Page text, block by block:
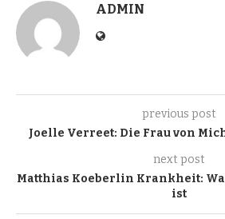
ADMIN
previous post
Joelle Verreet: Die Frau von
next post
Matthias Koeberlin Krankheit:
ist